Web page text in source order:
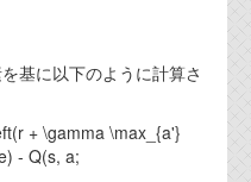
基に以下のように計算さ
+ \gamma \max_{a'}
- Q(s, a;